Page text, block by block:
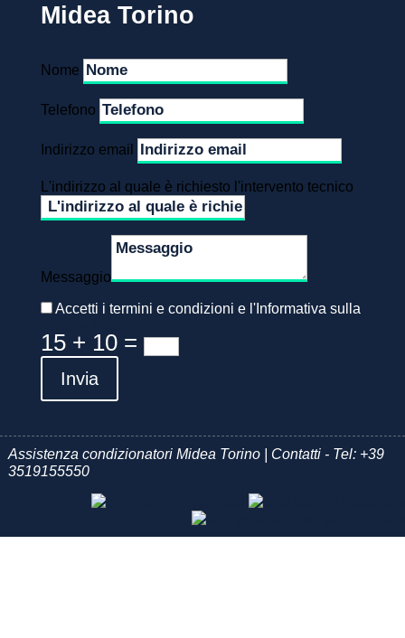
Midea Torino
Nome
Telefono
Indirizzo email
L'indirizzo al quale è richiesto l'intervento tecnico
Messaggio
Accetti i termini e condizioni e l'Informativa sulla
15 + 10=
Invia
Assistenza condizionatori Midea Torino | Contatti - Tel: +39
3519155550